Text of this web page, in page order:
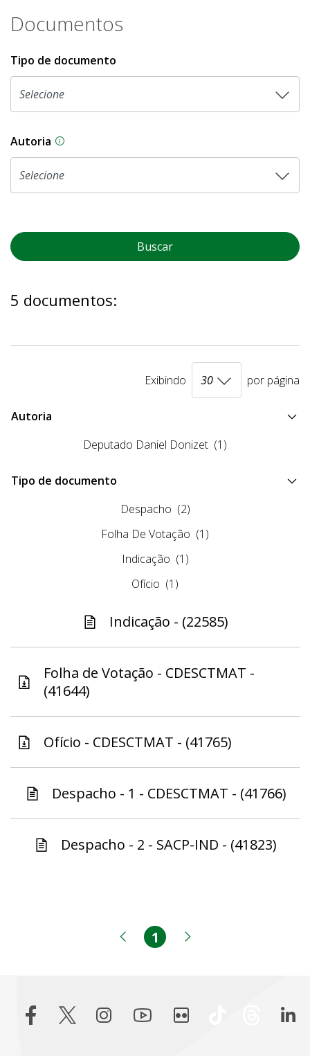
Documentos
Tipo de documento
Autoria As proposições legislativas na CLDF podem
Buscar
5 documentos:
Exibindo por página
Autoria
Deputado Daniel Donizet (1)
Tipo de documento
Despacho (2)
Folha De Votação (1)
Indicação (1)
Ofício (1)
Indicação - (22585)
Folha de Votação - CDESCTMAT -
(41644)
Ofício - CDESCTMAT - (41765)
Despacho - 1 - CDESCTMAT - (41766)
Despacho - 2 - SACP-IND - (41823)
Página anterior
Página
1